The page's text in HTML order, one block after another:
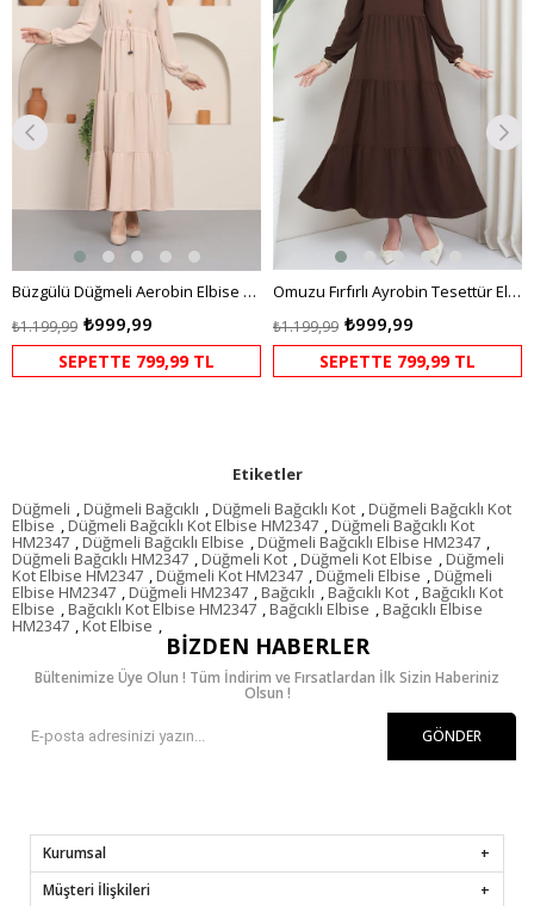
Büzgülü Düğmeli Aerobin Elbise Krem
₺999,99
₺1.199,99
SEPETTE 799,99 TL
Omuzu Fırfırlı Ayrobin Tesettür Elbise Kahverengi HM2062
₺999,99
₺1.199,99
SEPETTE 799,99 TL
Etiketler
Düğmeli
Düğmeli Bağcıklı Düğmeli Bağcıklı Kot Düğmeli Bağcıklı Kot
Elbise Düğmeli Bağcıklı Kot Elbise HM2347 Düğmeli Bağcıklı Kot
HM2347 Düğmeli Bağcıklı Elbise Düğmeli Bağcıklı Elbise HM2347
Düğmeli Bağcıklı HM2347 Düğmeli Kot Düğmeli Kot Elbise Düğmeli
Kot Elbise HM2347 Düğmeli Kot HM2347 Düğmeli Elbise Düğmeli
Elbise HM2347 Düğmeli HM2347 Bağcıklı Bağcıklı Kot Bağcıklı Kot
Elbise Bağcıklı Kot Elbise HM2347 Bağcıklı Elbise Bağcıklı Elbise
HM2347 Kot Elbise
BIZDEN HABERLER
Bültenimize Üye Olun ! Tüm İndirim ve Fırsatlardan İlk Sizin Haberiniz
Olsun !
GÖNDER
Kurumsal
Müşteri İlişkileri